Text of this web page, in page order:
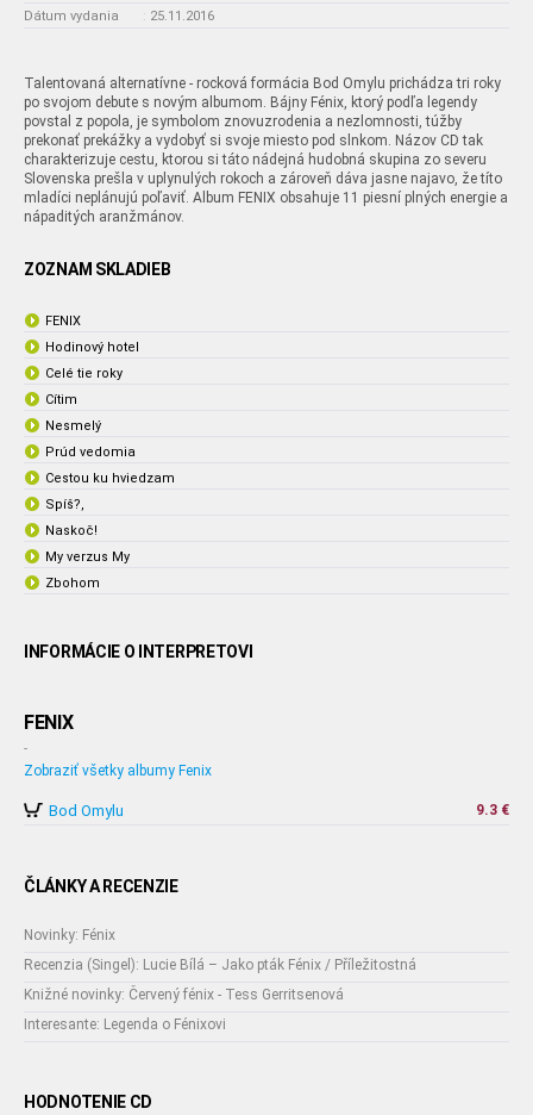
Dátum vydania
: 25.11.2016
Talentovaná alternatívne - rocková formácia Bod Omylu prichádza tri roky
po svojom debute s novým albumom. Bájny Fénix, ktorý podľa legendy
povstal z popola, je symbolom znovuzrodenia a nezlomnosti, túžby
prekonať prekážky a vydobyť si svoje miesto pod slnkom. Názov CD tak
charakterizuje cestu, ktorou si táto nádejná hudobná skupina zo severu
Slovenska prešla v uplynulých rokoch a zároveň dáva jasne najavo, že títo
mladíci neplánujú poľaviť. Album FENIX obsahuje 11 piesní plných energie a
nápaditých aranžmánov.
ZOZNAM SKLADIEB
FENIX
Hodinový hotel
Celé tie roky
Cítim
Nesmelý
Prúd vedomia
Cestou ku hviedzam
Spíš?,
Naskoč!
My verzus My
Zbohom
INFORMÁCIE O INTERPRETOVI
FENIX
-
Zobraziť všetky albumy Fenix
Bod Omylu 9.3 €
ČLÁNKY A RECENZIE
Novinky: Fénix
Recenzia (Singel): Lucie Bílá – Jako pták Fénix / Příležitostná
Knižné novinky: Červený fénix - Tess Gerritsenová
Interesante: Legenda o Fénixovi
HODNOTENIE CD